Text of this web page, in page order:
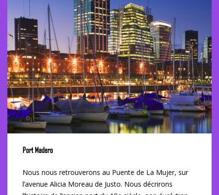
Port Madero
Nous nous retrouverons au Puente de La Mujer, sur
l’avenue Alicia Moreau de Justo. Nous décrirons